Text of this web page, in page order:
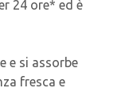
24 ore* ed è
e si assorbe
fresca e